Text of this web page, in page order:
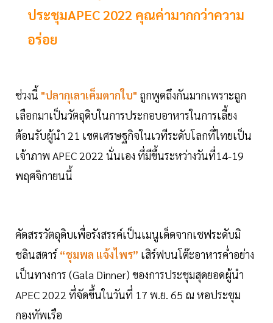
ประชุมAPEC 2022 คุณค่ามากกว่าความ
อร่อย
ช่วงนี้ "ปลากุเลาเค็มตากใบ" ถูกพูดถึงกันมากเพราะถูก
เลือกมาเป็นวัตถุดิบในการประกอบอาหารในการเลี้ยง
ต้อนรับผู้นำ 21 เขตเศรษฐกิจในเวทีระดับโลกที่ไทยเป็น
เจ้าภาพ APEC 2022 นั่นเอง ที่มีขึ้นระหว่างวันที่14-19
พฤศจิกายนนี้
คัดสรรวัตถุดิบเพื่อรังสรรค์เป็นเมนูเด็ดจากเชฟระดับมิ
ชลินสตาร์ “ชุมพล แจ้งไพร” เสิร์ฟบนโต๊ะอาหารค่ำอย่าง
เป็นทางการ (Gala Dinner) ของการประชุมสุดยอดผู้นำ
APEC 2022 ที่จัดขึ้นในวันที่ 17 พ.ย. 65 ณ หอประชุม
กองทัพเรือ